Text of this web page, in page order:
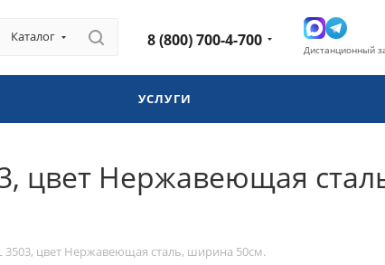
Каталог 8 (800) 700-4-700 Дистанционный
УСЛУГИ
цвет Нержавеющая
3503, цвет Нержавеющая сталь, ширина 50см.